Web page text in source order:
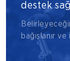
destek
bağışlanır